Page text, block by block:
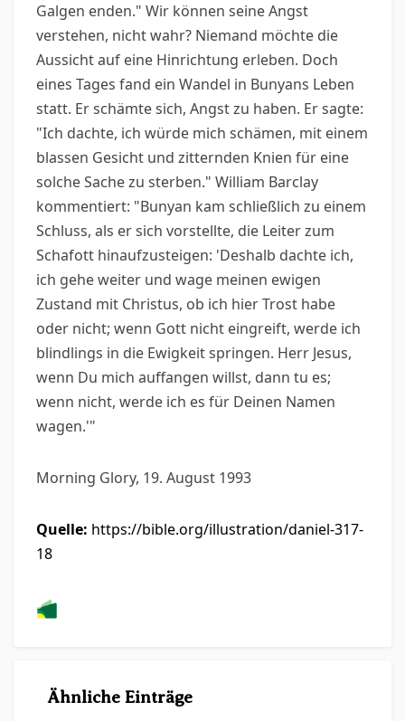
Galgen enden." Wir können seine Angst
verstehen, nicht wahr? Niemand möchte die
Aussicht auf eine Hinrichtung erleben. Doch
eines Tages fand ein Wandel in Bunyans Leben
statt. Er schämte sich, Angst zu haben. Er sagte:
"Ich dachte, ich würde mich schämen, mit einem
blassen Gesicht und zitternden Knien für eine
solche Sache zu sterben." William Barclay
kommentiert: "Bunyan kam schließlich zu einem
Schluss, als er sich vorstellte, die Leiter zum
Schafott hinaufzusteigen: 'Deshalb dachte ich,
ich gehe weiter und wage meinen ewigen
Zustand mit Christus, ob ich hier Trost habe
oder nicht; wenn Gott nicht eingreift, werde ich
blindlings in die Ewigkeit springen. Herr Jesus,
wenn Du mich auffangen willst, dann tu es;
wenn nicht, werde ich es für Deinen Namen
wagen.'"
Morning Glory, 19. August 1993
Quelle: https://bible.org/illustration/daniel-317-
18
Ähnliche Einträge